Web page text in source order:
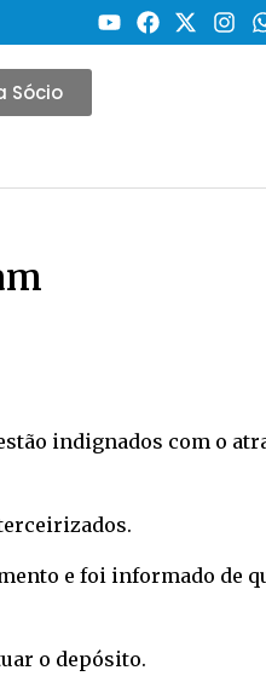
Sócio
indignados com o
e foi informado de
o depósito.